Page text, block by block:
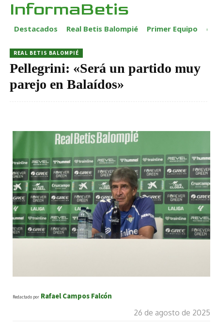
InformaBetis
Destacados Real Betis Balompié Primer Equipo
REAL BETIS BALOMPIÉ
Pellegrini: «Será un partido muy
parejo en Balaídos»
Redactado por Rafael Campos Falcón
26 de agosto de 2025